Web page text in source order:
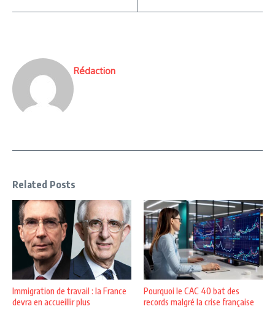
Rédaction
Related Posts
Immigration de travail : la France
devra en accueillir plus
Pourquoi le CAC 40 bat des
records malgré la crise française